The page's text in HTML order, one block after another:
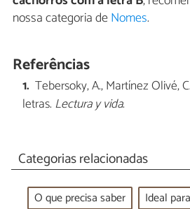
nossa categoria deNomes.
Referências
Tebersoky, A., Martínez Olivé,
letras. Lectura y vida.
Categorias relacionadas
O que precisa saber Ideal para